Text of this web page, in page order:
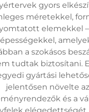
gyors
méretekkel,
elemekkel
a szokásos
tudtak biztosítani.
gyártási
jelentősen növelte az
és a